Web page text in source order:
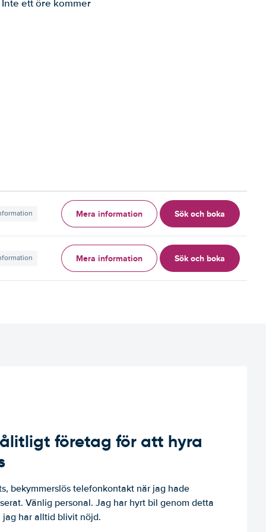
ett öre kommer
Mera information Sök och boka
Mera information Sök och boka
företag för att hyra
bekymmerslös telefonkontakt när jag hade
Vänlig personal. Jag har hyrt bil genom detta
har alltid blivit nöjd.